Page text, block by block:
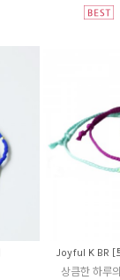
Joyful K BR [
상큼한 하루